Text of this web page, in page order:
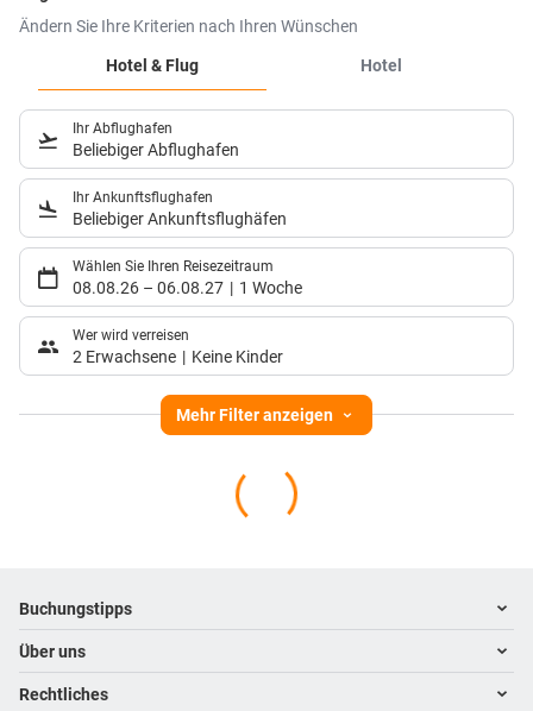
Ändern Sie Ihre Kriterien nach Ihren Wünschen
Hotel & Flug
Hotel
Ihr Abflughafen
Beliebiger Abflughafen
Ihr Ankunftsflughafen
Beliebiger Ankunftsflughäfen
Wählen Sie Ihren Reisezeitraum
08.08.26 – 06.08.27 1 Woche
Wer wird verreisen
2 Erwachsene Keine Kinder
Mehr Filter anzeigen
Footer navigation
Buchungstipps
Warum im Reisebüro buchen
Hoteltipps
Über uns
Kontakt
Rechtliches